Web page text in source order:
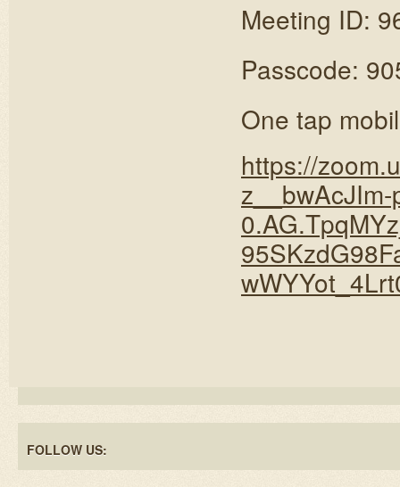
Meeting ID:
Passcode:
One tap
https://
FOLLOW US: